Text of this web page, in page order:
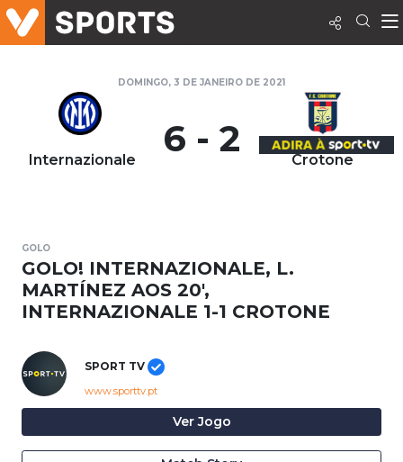
DOMINGO, 3 DE JANEIRO DE 2021
Internazionale 6 - 2 Crotone
GOLO
GOLO! INTERNAZIONALE, L.
MARTÍNEZ AOS 20',
INTERNAZIONALE 1-1 CROTONE
SPORT TV
www.sporttv.pt
Ver Jogo